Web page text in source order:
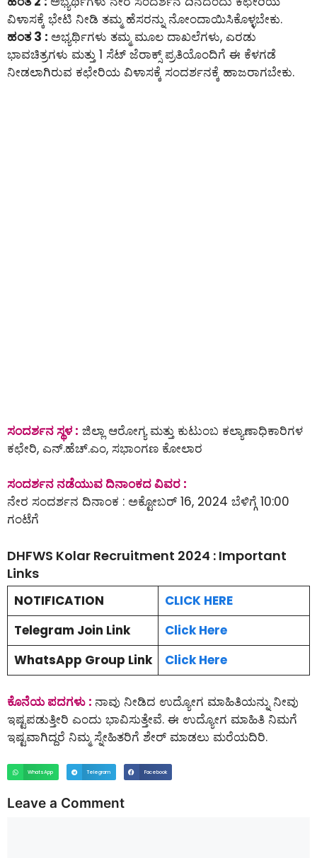
ವಿಳಾಸಕ್ಕೆ ಭೇಟಿ ನೀಡಿ ತಮ್ಮ ಹೆಸರನ್ನು ನೋಂದಾಯಿಸಿಕೊಳ್ಳಬೇಕು.
ಹಂತ 3 : ಅಭ್ಯರ್ಥಿಗಳು ತಮ್ಮ ಮೂಲ ದಾಖಲೆಗಳು, ಎರಡು
ಭಾವಚಿತ್ರಗಳು ಮತ್ತು 1 ಸೆಟ್ ಜೆರಾಕ್ಸ್ ಪ್ರತಿಯೊಂದಿಗೆ ಈ ಕೆಳಗಡೆ
ನೀಡಲಾಗಿರುವ ಕಛೇರಿಯ ವಿಳಾಸಕ್ಕೆ ಸಂದರ್ಶನಕ್ಕೆ ಹಾಜರಾಗಬೇಕು.
ಸಂದರ್ಶನ ಸ್ಥಳ : ಜಿಲ್ಲಾ ಆರೋಗ್ಯ ಮತ್ತು ಕುಟುಂಬ ಕಲ್ಯಾಣಾಧಿಕಾರಿಗಳ
ಕಛೇರಿ, ಎನ್.ಹೆಚ್.ಎಂ, ಸಭಾಂಗಣ ಕೋಲಾರ
ಸಂದರ್ಶನ ನಡೆಯುವ ದಿನಾಂಕದ ವಿವರ :
ನೇರ ಸಂದರ್ಶನ ದಿನಾಂಕ : ಅಕ್ಟೋಬರ್ 16, 2024 ಬೆಳಿಗ್ಗೆ 10:00
ಗಂಟೆಗೆ
DHFWS Kolar Recruitment 2024 : Important
Links
NOTIFICATION
CLICK HERE
Telegram Join Link
Click Here
WhatsApp Group Link
Click Here
ಕೊನೆಯ ಪದಗಳು : ನಾವು ನೀಡಿದ ಉದ್ಯೋಗ ಮಾಹಿತಿಯನ್ನು ನೀವು
ಇಷ್ಟಪಡುತ್ತೀರಿ ಎಂದು ಭಾವಿಸುತ್ತೇವೆ. ಈ ಉದ್ಯೋಗ ಮಾಹಿತಿ ನಿಮಗೆ
ಇಷ್ಟವಾಗಿದ್ದರೆ ನಿಮ್ಮ ಸ್ನೇಹಿತರಿಗೆ ಶೇರ್ ಮಾಡಲು ಮರೆಯದಿರಿ.
WhatsApp Telegram Facebook
Leave a Comment